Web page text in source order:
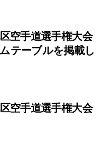
空手道選手権大会
テーブルを掲載し
空手道選手権大会